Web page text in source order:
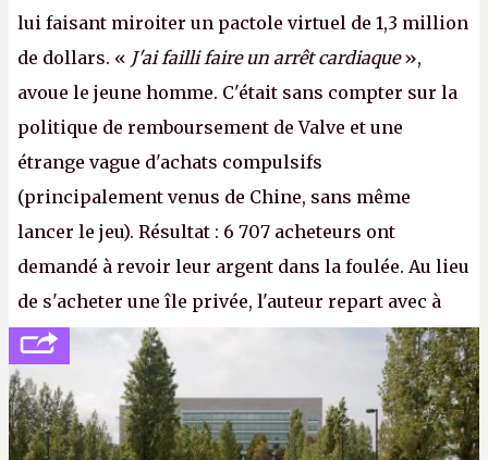
lui faisant miroiter un pactole virtuel de 1,3 million
de dollars. « J'ai failli faire un arrêt cardiaque»,
avoue le jeune homme. C'était sans compter sur la
politique de remboursement de Valve et une
étrange vague d'achats compulsifs
(principalement venus de Chine, sans même
lancer le jeu). Résultat : 6 707 acheteurs ont
demandé à revoir leur argent dans la foulée. Au lieu
de s'acheter une île privée, l'auteur repart avec à
peine 2 000 dollars en poche. C'est toujours plus
cher payé que le temps passé à dev, mais ça
apprendra aux petits malins qu'on ne braque pas
Gabe Newell aussi facilement.P.